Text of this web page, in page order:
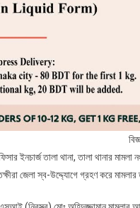
ইনচার্জ তালা থানা, তালা
জেলা স্ব-উদ্দ্যোগে গ্রহণ করে